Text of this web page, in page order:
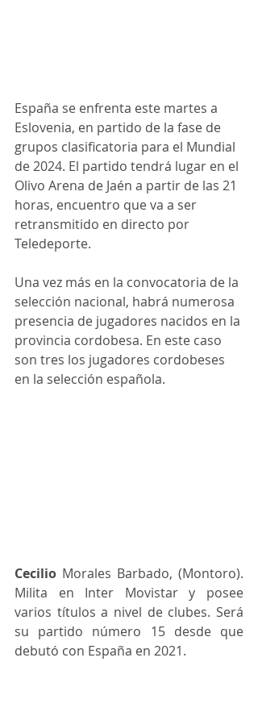
España se enfrenta este martes a
Eslovenia, en partido de la fase de
grupos clasificatoria para el Mundial
de 2024. El partido tendrá lugar en el
Olivo Arena de Jaén a partir de las 21
horas, encuentro que va a ser
retransmitido en directo por
Teledeporte.
Una vez más en la convocatoria de la
selección nacional, habrá numerosa
presencia de jugadores nacidos en la
provincia cordobesa. En este caso
son tres los jugadores cordobeses
en la selección española.
Cecilio Morales Barbado, (Montoro).
Milita en Inter Movistar y posee
varios títulos a nivel de clubes. Será
su partido número 15 desde que
debutó con España en 2021.